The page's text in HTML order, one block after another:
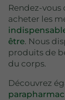
Rendez-
acheter les
être. Nous
produits de
du corps.
Découvrez